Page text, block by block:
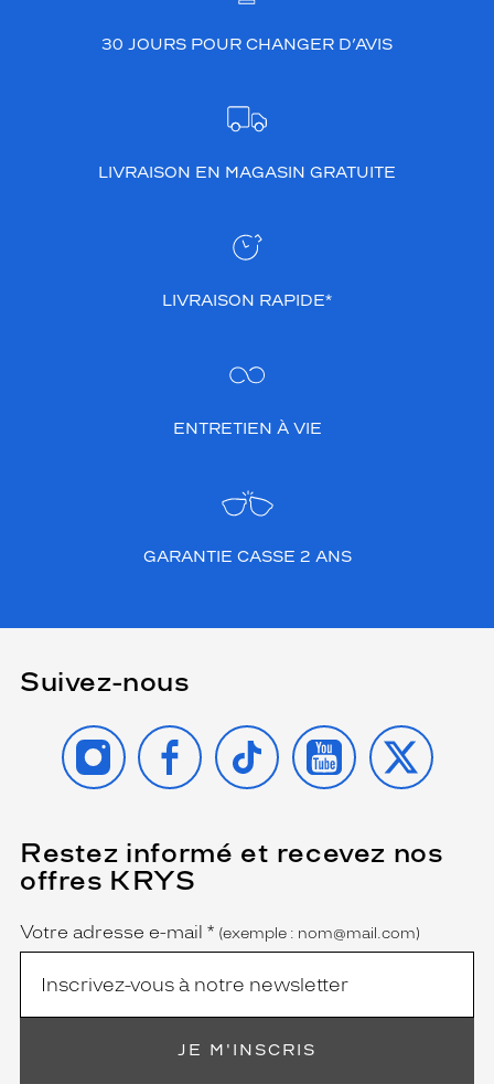
30 JOURS POUR CHANGER D’AVIS
LIVRAISON EN MAGASIN GRATUITE
LIVRAISON RAPIDE*
ENTRETIEN À VIE
GARANTIE CASSE 2 ANS
Suivez-nous
INSTAGRAMFACEBOOK
TIKTOK YOUTUBE
X
Restez informé et recevez nos
offres KRYS
Name
Votre adresse e-mail *
(Ce
champ
est
(exemple : nom@mail.com)
JE M'INSCRIS